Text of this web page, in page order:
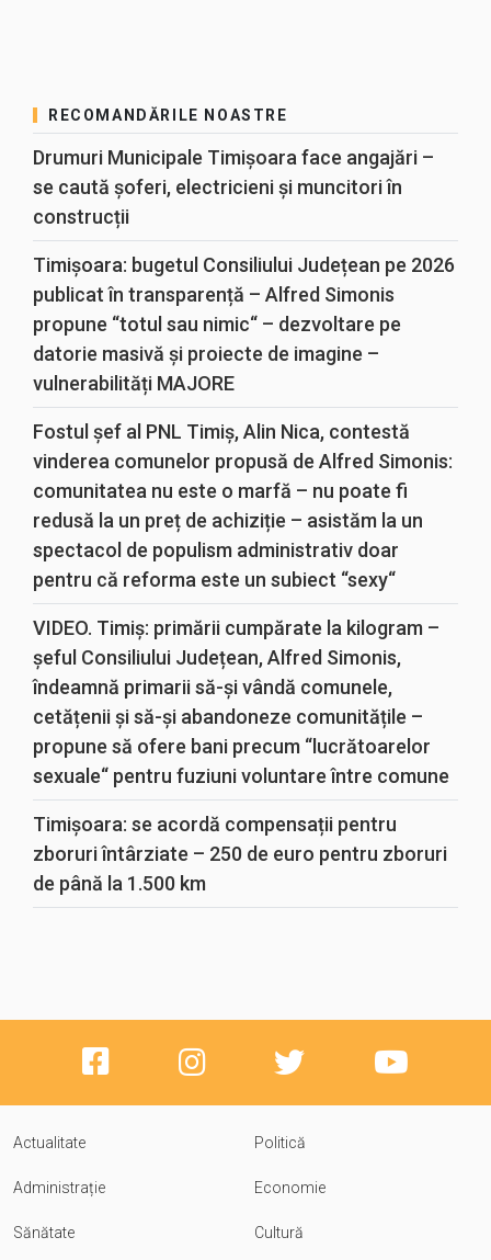
RECOMANDĂRILE NOASTRE
Drumuri Municipale Timișoara face angajări –
se caută șoferi, electricieni și muncitori în
construcții
Timișoara: bugetul Consiliului Județean pe 2026
publicat în transparență – Alfred Simonis
propune “totul sau nimic“ – dezvoltare pe
datorie masivă și proiecte de imagine –
vulnerabilități MAJORE
Fostul șef al PNL Timiș, Alin Nica, contestă
vinderea comunelor propusă de Alfred Simonis:
comunitatea nu este o marfă – nu poate fi
redusă la un preț de achiziție – asistăm la un
spectacol de populism administrativ doar
pentru că reforma este un subiect “sexy“
VIDEO. Timiș: primării cumpărate la kilogram –
șeful Consiliului Județean, Alfred Simonis,
îndeamnă primarii să-și vândă comunele,
cetățenii și să-și abandoneze comunitățile –
propune să ofere bani precum “lucrătoarelor
sexuale“ pentru fuziuni voluntare între comune
Timișoara: se acordă compensații pentru
zboruri întârziate – 250 de euro pentru zboruri
de până la 1.500 km
Actualitate Politică
Administrație Economie
Sănătate Cultură